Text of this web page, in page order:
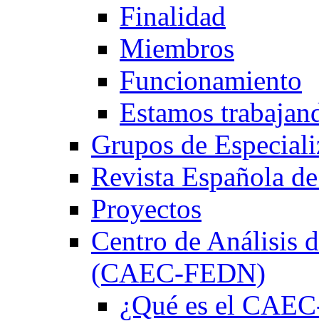
Finalidad
Miembros
Funcionamiento
Estamos
Grupos de
Revista Española
Proyectos
Centro de Análisis
(CAEC-FEDN)
¿Qué es el